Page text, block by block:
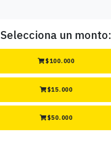
Selecciona un monto:
$100.000
$15.000
$50.000